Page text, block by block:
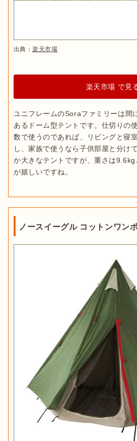
出典：楽天市場
楽天市場 で見
ユニフレームのSoraファミリーは間
あるドーム型テントです。仕切りの
数で使うのであれば、リビングと寝
し、家族で使うなら子供部屋と分け
か大きなテントですが、重さは
が嬉しいですね。
ノースイーグル コットンワン